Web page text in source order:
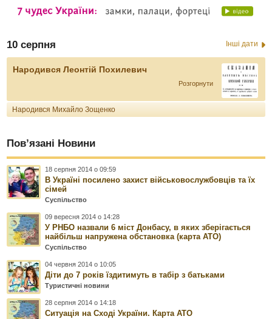
10 серпня Інші дати
Народився Леонтій Похилевич
Розгорнути
Народився Михайло Зощенко
Пов’язані Новини
18 серпня 2014 о 09:59
В Україні посилено захист військовослужбовців та їх
сімей
Суспільство
09 вересня 2014 о 14:28
У РНБО назвали 6 міст Донбасу, в яких зберігається
найбільш напружена обстановка (карта АТО)
Суспільство
04 червня 2014 о 10:05
Діти до 7 років їздитимуть в табір з батьками
Туристичні новини
28 серпня 2014 о 14:18
Ситуація на Сході України. Карта АТО